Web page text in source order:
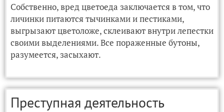
Собственно, вред цветоеда заключается в том, что
личинки питаются тычинками и пестиками,
выгрызают цветоложе, склеивают внутри лепестки
своими выделениями. Все пораженные бутоны,
разумеется, засыхают.
Преступная деятельность